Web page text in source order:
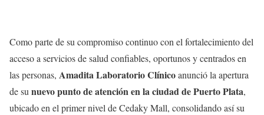
Como parte de su compromiso continuo con el fortalecimiento del
acceso a servicios de salud confiables, oportunos y centrados en
las personas, Amadita Laboratorio Clínicoanunció la apertura
de su nuevo punto de atención en la ciudad de Puerto Plata,
ubicado en el primer nivel de Cedaky Mall, consolidando así su